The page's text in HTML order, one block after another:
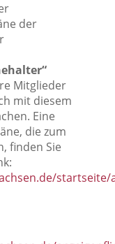
der
Mitglieder
mit diesem
Eine
die zum
finden Sie
startseite/